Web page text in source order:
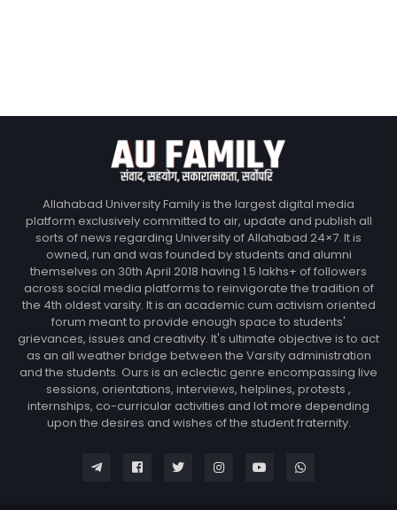
Allahabad University Family is the largest digital media
platform exclusively committed to air, update and publish all
sorts of news regarding University of Allahabad 24×7. It is
owned, run and was founded by students and alumni
themselves on 30th April 2018 having 1.5 lakhs+ of followers
across social media platforms to reinvigorate the tradition of
the 4th oldest varsity. It is an academic cum activism oriented
forum meant to provide enough space to students'
grievances, issues and creativity. It's ultimate objective is to act
as an all weather bridge between the Varsity administration
and the students. Ours is an eclectic genre encompassing live
sessions, orientations, interviews, helplines, protests ,
internships, co-curricular activities and lot more depending
upon the desires and wishes of the student fraternity.